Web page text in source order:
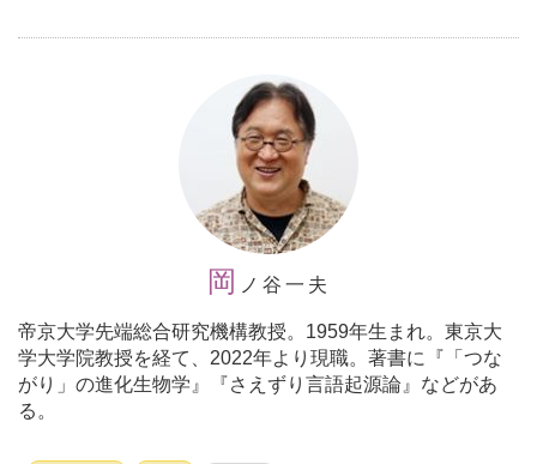
岡 ノ谷一夫
帝京大学先端総合研究機構教授。 1959年生まれ。東京大
学大学院教授を経て、2022年より現職。著書に『「つな
がり」の進化生物学』『さえずり言語起源論』などがあ
る。